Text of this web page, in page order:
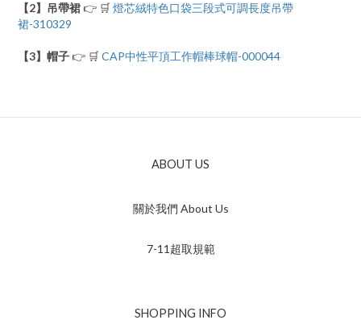
【2】吊帶裙👉 🛒 燈芯絨特色口袋三段式可調長度吊帶
裙-310329
【3】帽子👉 🛒 CAP中性平頂工作帽棒球帽-000044
ABOUT US
關於我們 About Us
7-11超取規範
SHOPPING INFO